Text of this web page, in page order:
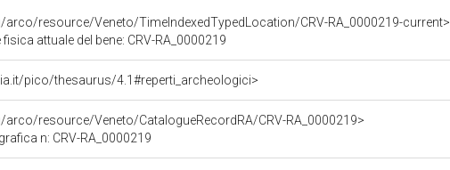
resource/Veneto/TimeIndexedTypedLocation/CRV-RA_0000219-current>
fisica attuale del bene: CRV-RA_0000219
pico/thesaurus/4.1#reperti_archeologici>
resource/Veneto/CatalogueRecordRA/CRV-RA_0000219>
n: CRV-RA_0000219